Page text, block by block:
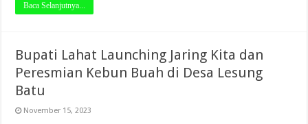
Baca Selanjutnya...
Bupati Lahat Launching Jaring Kita dan
Peresmian Kebun Buah di Desa Lesung
Batu
November 15, 2023